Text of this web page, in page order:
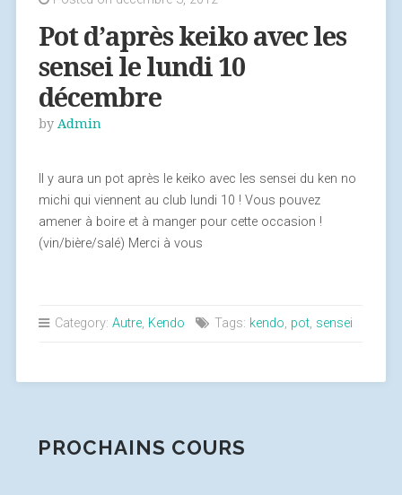
Pot d’après keiko avec les
sensei le lundi 10
décembre
by Admin
Il y aura un pot après le keiko avec les sensei du ken no
michi qui viennent au club lundi 10 ! Vous pouvez
amener à boire et à manger pour cette occasion !
(vin/bière/salé) Merci à vous
Category: Autre, Kendo Tags: kendo, pot, sensei
PROCHAINS COURS